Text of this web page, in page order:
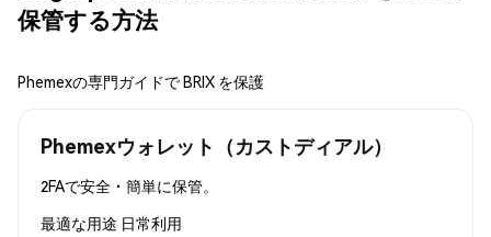
保管する方法
Phemexの専門ガイドで BRIX を保護
Phemexウォレット（カストディアル）
2FAで安全・簡単に保管。
最適な用途 日常利用